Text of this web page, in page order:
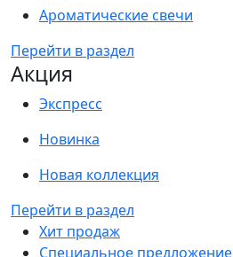
Ароматические свечи
Перейти в раздел
Акция
Экспресс
Новинка
Новая коллекция
Перейти в раздел
Хит продаж
Специальное предложение